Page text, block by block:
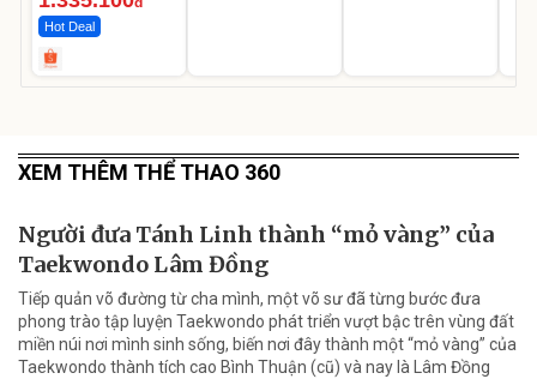
Hot Deal
XEM THÊM THỂ THAO 360
Người đưa Tánh Linh thành “mỏ vàng” của
Taekwondo Lâm Đồng
Tiếp quản võ đường từ cha mình, một võ sư đã từng bước đưa
phong trào tập luyện Taekwondo phát triển vượt bậc trên vùng đất
miền núi nơi mình sinh sống, biến nơi đây thành một “mỏ vàng” của
Taekwondo thành tích cao Bình Thuận (cũ) và nay là Lâm Đồng